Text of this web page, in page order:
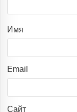
Имя
Email
Сайт